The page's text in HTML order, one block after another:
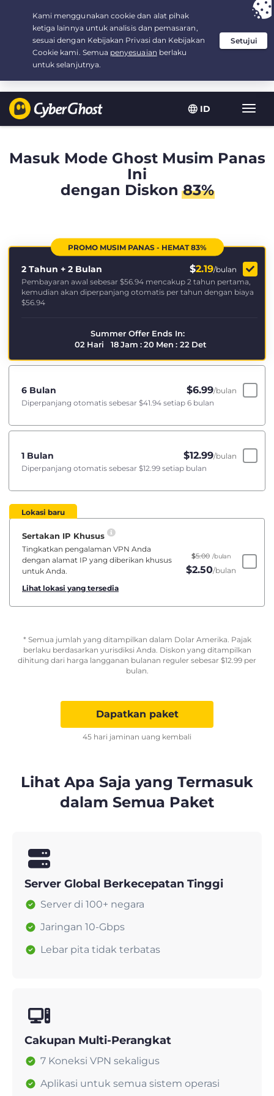
ID
Your choice: The Best Dealfor 2.1666666666667-years at $
/month
Masuk Mode Ghost Musim Panas
Ini
dengan Diskon83%
PROMO MUSIM PANAS - HEMAT 83%
2 Tahun + 2 Bulan $2.19/bulan
Pembayaran awal sebesar $56.94 mencakup 2 tahun pertama,
kemudian akan diperpanjang otomatis per tahun dengan biaya
$56.94
Summer Offer Ends In:
02 Hari 18 Jam : 20 Men : 21 Det
6 Bulan $6.99/bulan
Diperpanjang otomatis sebesar $41.94 setiap 6 bulan
1 Bulan $12.99/bulan
Diperpanjang otomatis sebesar $12.99 setiap bulan
Lokasi baru
Sertakan IP Khusus
Tingkatkan pengalaman VPN Anda
dengan alamat IP yang diberikan khusus
untuk Anda.
Lihat lokasi yang tersedia
$5.00 /bulan
$2.50/bulan
* Semua jumlah yang ditampilkan dalam Dolar Amerika. Pajak
berlaku berdasarkan yurisdiksi Anda. Diskon yang ditampilkan
dihitung dari harga langganan bulanan reguler sebesar $12.99 per
bulan.
Dapatkan paket
45 hari jaminan uang kembali
Lihat Apa Saja yang Termasuk
dalam Semua Paket
Server Global Berkecepatan Tinggi
Server di 100+ negara
Jaringan 10-Gbps
Lebar pita tidak terbatas
Cakupan Multi-Perangkat
7 Koneksi VPN sekaligus
Aplikasi untuk semua sistem operasi